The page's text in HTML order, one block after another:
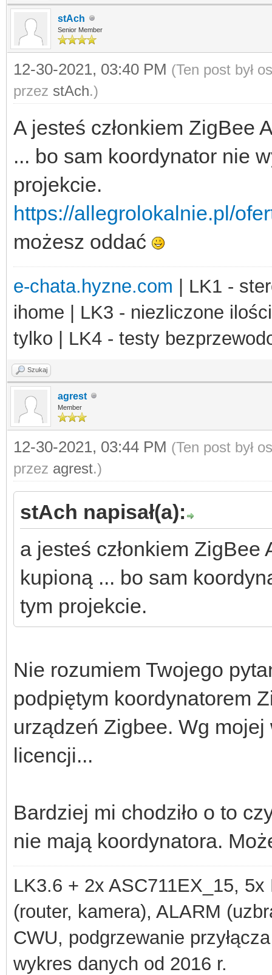
stAch
Senior Member
12-30-2021, 03:40 PM (Ten post był
przez stAch.)
A jesteś członkiem ZigBee
... bo sam koordynator nie
projekcie.
https://allegrolokalnie.pl/
możesz oddać
e-chata.hyzne.com | LK1 -
ihome | LK3 - niezliczone
tylko | LK4 - testy
Szukaj
agrest
Member
12-30-2021, 03:44 PM (Ten post był
przez agrest.)
stAch napisał(a):
a jesteś członkiem
kupioną ... bo sam
tym projekcie.
Nie rozumiem Twojego
podpiętym koordynatorem
urządzeń Zigbee. Wg
licencji...
Bardziej mi chodziło o to
nie mają koordynatora.
LK3.6 + 2x ASC711EX_15,
(router, kamera), ALARM
CWU, podgrzewanie
wykres danych od 2016 r.